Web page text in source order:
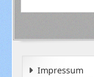
Impressum